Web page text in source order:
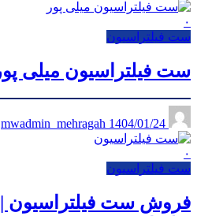
۰
ست فیلتراسیون
ست فیلتراسیون میلی
1404/01/24
۰
ست فیلتراسیون
فروش ست فیلتراسیون